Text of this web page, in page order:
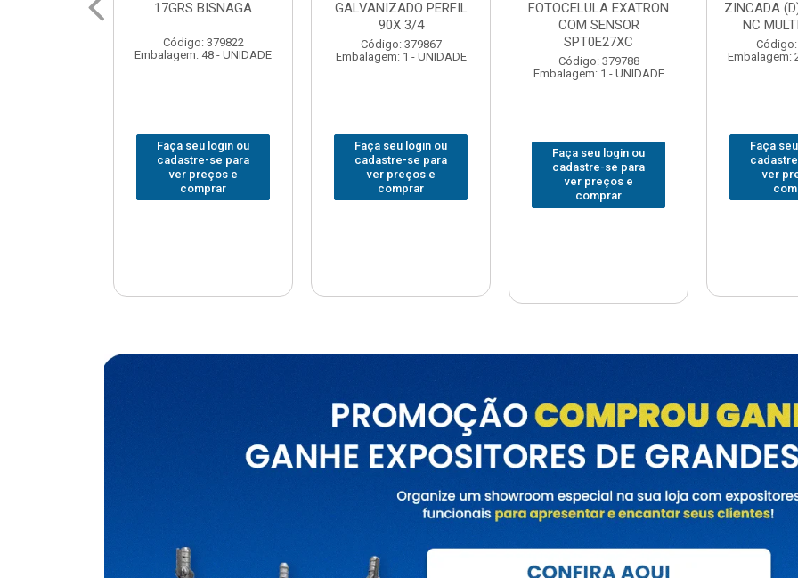
GALVANIZADO PERFIL
Código: 379867
Embalagem: 1 - UNIDADE
Faça seu login ou
cadastre-se para
ver preços e
comprar
FOTOCELULA EXATRON
COM SENSOR
SPT0E27XC
Código: 379788
Faça seu login ou
cadastre-se para
ver preços e
comprar
ZINCADA (D) 5/16”X1MT
NC MULTIBARRAS
Código: 379806
Embalagem: 20 - UNIDADE
Faça seu login ou
cadastre-se para
ver preços e
comprar
JOMARCA
Embalagem:
Faça
ver